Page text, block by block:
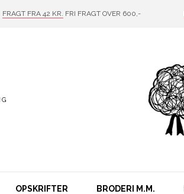
FRAGT FRA 42 KR. FRI FRAGT OVER 600,-
OPSKRIFTER BRODERI M.M.